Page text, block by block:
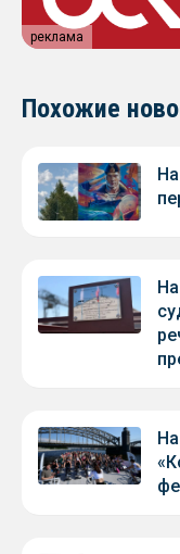
реклама
Похожие